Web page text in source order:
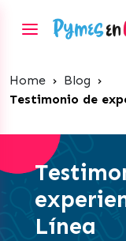
Home › Blog ›
Testimonio de
Línea